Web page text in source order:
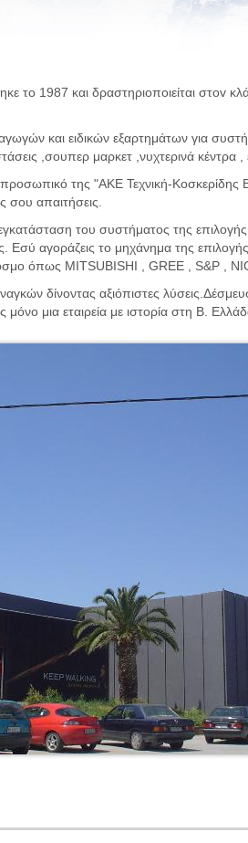
το 1987 και δραστηριοποιείται στοv
και ειδικών εξαρτημάτων για
,σουπερ μαρκετ ,νυχτερινά κέντρα ,
της "ΑΚΕ Τεχνική-Κοσκερίδης
σου απαιτήσεις.
εγκατάσταση του συστήματος της
Εσύ αγοράζεις το μηχάνημα της
όπως MITSUBISHI , GREE , S&P ,
δίνοντας αξιόπιστες
μια εταιρεία με ιστορία στη Β.